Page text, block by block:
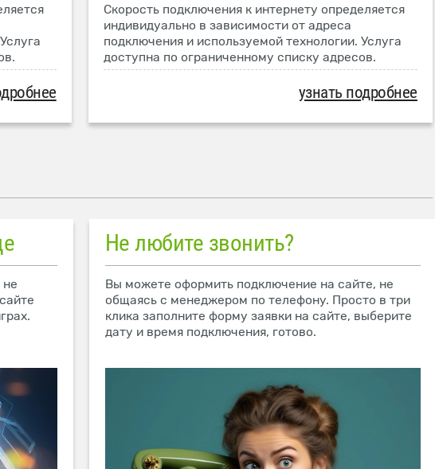
Скорость подключения к интернету определяется
индивидуально в зависимости от адреса
подключения и используемой технологии. Услуга
доступна по ограниченному списку адресов.
узнать подробнее
Не любите звонить?
Вы можете оформить подключение на сайте, не
общаясь с менеджером по телефону. Просто в три
клика заполните форму заявки на сайте, выберите
дату и время подключения, готово.